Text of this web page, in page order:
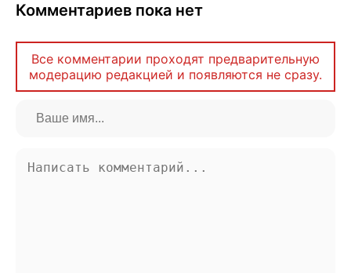
Комментариев пока нет
Все комментарии проходят предварительную
модерацию редакцией и появляются не сразу.